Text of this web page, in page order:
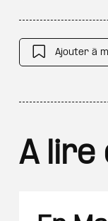
Ajouter à
A lire